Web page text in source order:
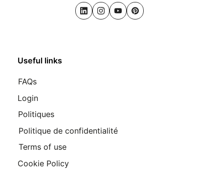
LinkedInInstagram
YoutubePinterest
Useful links
FAQs
Login
Politiques
Politique de confidentialité
Terms of use
Cookie Policy